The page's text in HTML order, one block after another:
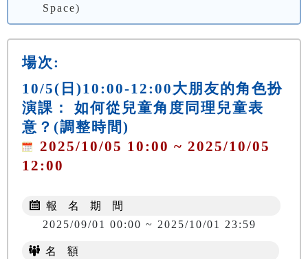
Space)
場次:
10/5(日)10:00-12:00大朋友的角色扮
演課： 如何從兒童角度同理兒童表
意？(調整時間)
2025/10/05 10:00 ~ 2025/10/05
12:00
報 名 期 間
2025/09/01 00:00 ~ 2025/10/01 23:59
名 額